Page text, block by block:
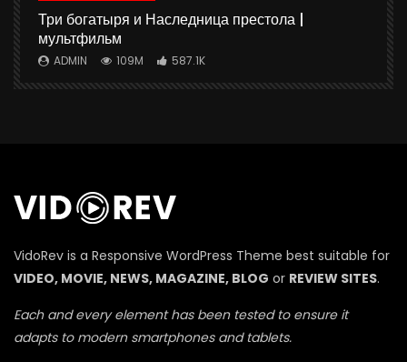
Три богатыря и Наследница престола |
мультфильм
ADMIN 109M 587.1K
VidoRev is a Responsive WordPress Theme best suitable for
VIDEO, MOVIE, NEWS, MAGAZINE, BLOG or REVIEW SITES.
Each and every element has been tested to ensure it
adapts to modern smartphones and tablets.